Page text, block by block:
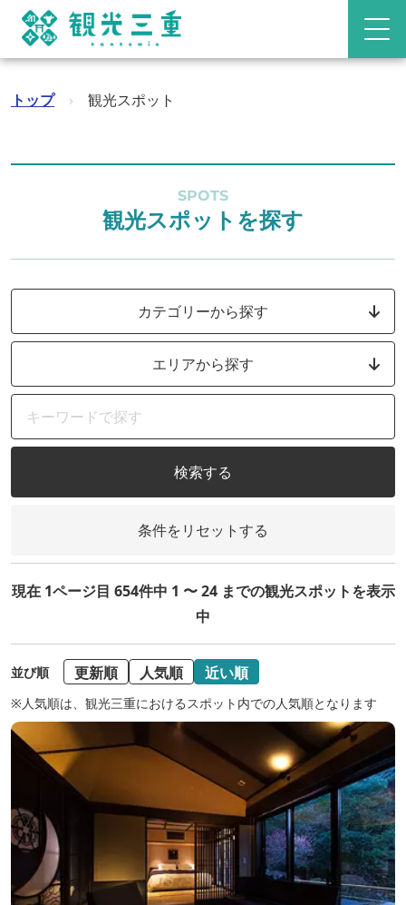
トップ › 観光スポット
SPOTS
観光スポットを探す
カテゴリーから探す
エリアから探す
検索する
条件をリセットする
現在 1ページ目 654件中 1 〜 24 までの観光スポットを表示
中
並び順 更新順 人気順 近い順
※人気順は、観光三重におけるスポット内での人気順となります